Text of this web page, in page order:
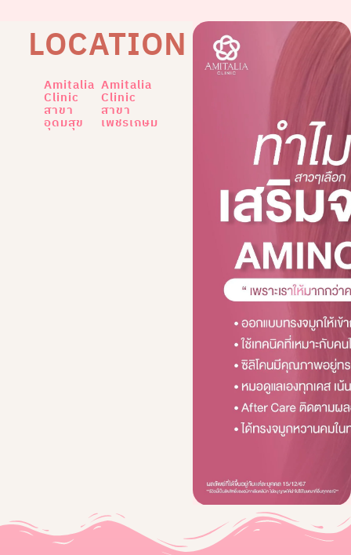
LOCATION
Amitalia
Clinic
สาขา
อุดมสุข
Amitalia
Clinic
สาขา
เพชรเกษม